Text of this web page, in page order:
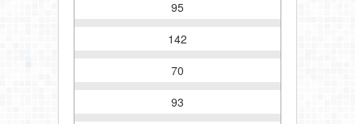
95
142
70
93